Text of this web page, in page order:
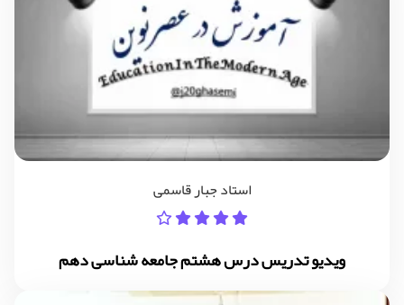
استاد جبار قاسمی
ویدیو تدریس درس هشتم جامعه شناسی دهم